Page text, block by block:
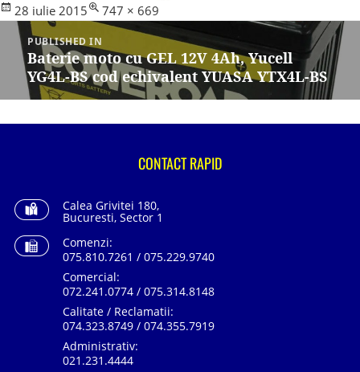
Posted
on
28 iulie 2015
Full
size
747 × 669
Navigare
articole
PUBLISHED IN
Baterie moto cu GEL 12V 4Ah, Yucell
YG4L-BS cod echivalent YUASA YTX4L-BS
CONTACT RAPID
Calea Grivitei 180,
Bucuresti, Sector 1
Comenzi:
075.810.7261 / 075.229.9740
Comercial:
072.241.0774 / 075.314.8148
Calitate / Reclamatii:
074.323.8749 / 074.355.7919
Administrativ:
021.231.4444